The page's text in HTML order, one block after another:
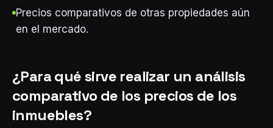
Precios comparativos de otras propiedades aún
en el mercado.
¿Para qué sirve realizar un análisis
comparativo de los precios de los
inmuebles?